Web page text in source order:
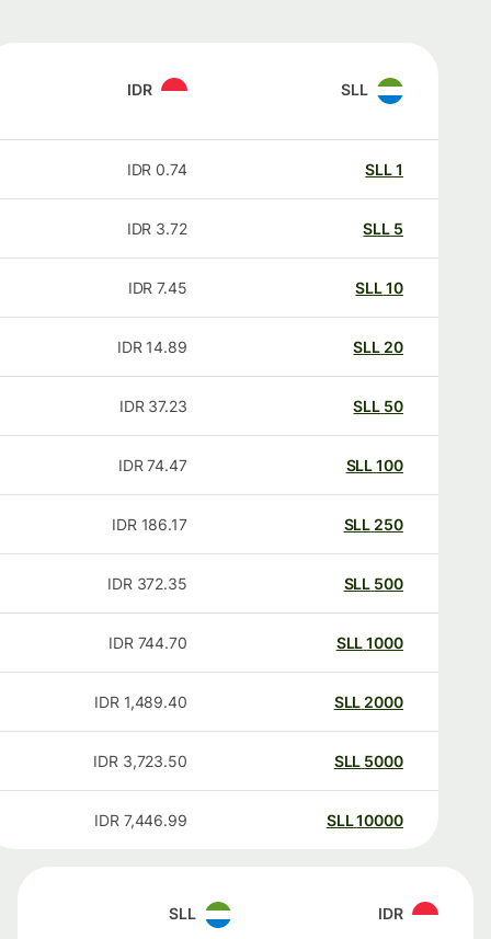
SLL
IDR
SLL
0.74
IDR
SLL
3.72
IDR
SLL
7.45
IDR
20
SLL
14.89
IDR
50
SLL
37.23
IDR
100
SLL
74.47
IDR
250
SLL
186.17
IDR
500
SLL
372.35
IDR
1000
SLL
744.70
IDR
2000
SLL
1,489.40
IDR
5000
SLL
3,723.50
IDR
10000
SLL
7,446.99
IDR
IDR
SLL